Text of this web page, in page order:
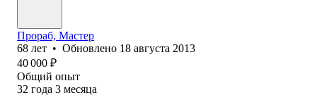
Прораб, Мастер
68 лет • Обновлено 18 августа 2013
40 000 ₽
Общий опыт
32 года 3 месяца